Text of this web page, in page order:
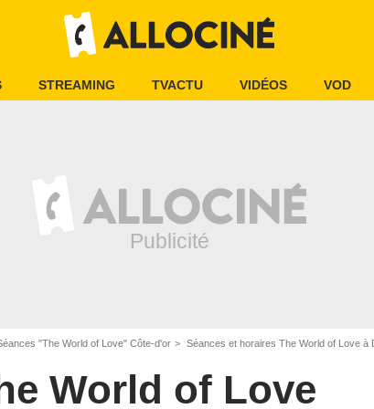
STREAMING TVACTU VIDÉOS VOD
"The World of Love" Côte-d'or Séances et horaires The World of Love à
World of Love